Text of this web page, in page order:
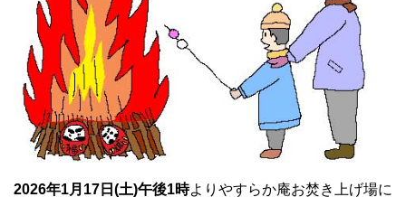
2026年1月17日(土)午後1時よりやすらか庵お焚き上げ場に